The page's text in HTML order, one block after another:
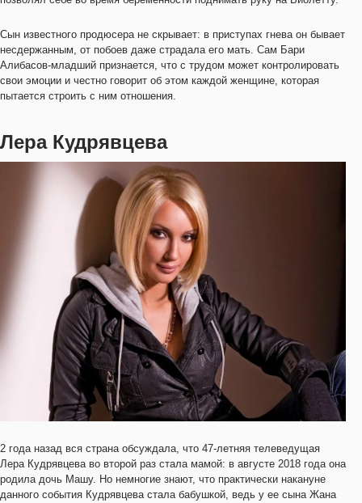
Сын известного продюсера не скрывает: в приступах гнева он бывает
несдержанным, от побоев даже страдала его мать. Сам Бари
Алибасов-младший признается, что с трудом может контролировать
свои эмоции и честно говорит об этом каждой женщине, которая
пытается строить с ним отношения.
Лера Кудрявцева
2 года назад вся страна обсуждала, что 47-летняя телеведущая
Лера Кудрявцева во второй раз стала мамой: в августе 2018 года она
родила дочь Машу. Но немногие знают, что практически накануне
данного события Кудрявцева стала бабушкой, ведь у ее сына Жана